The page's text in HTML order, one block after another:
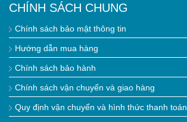
CHÍNH SÁCH CHUNG
Chính sách bảo mật thông tin
Hướng dẫn mua hàng
Chính sách bảo hành
Chính sách vận chuyển và giao hàng
Quy định vận chuyển và hình thức thanh toán